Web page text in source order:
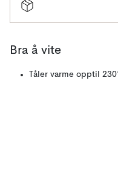
Bra å vite
Tåler varme opptil